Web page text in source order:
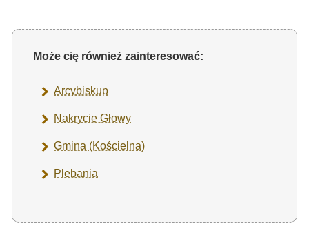
Może cię również zainteresować:
Arcybiskup
Nakrycie Głowy
Gmina (Kościelna)
Plebania